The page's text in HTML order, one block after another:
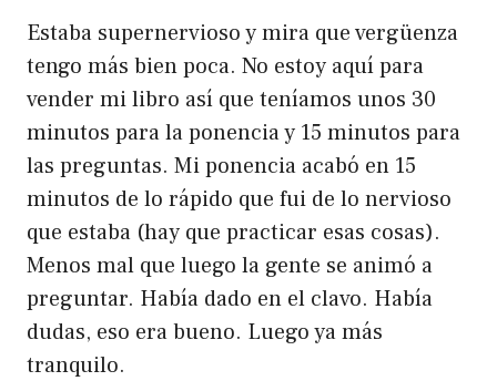
Estaba supernervioso y mira que vergüenza
tengo más bien poca. No estoy aquí para
vender mi libro así que teníamos unos 30
minutos para la ponencia y 15 minutos para
las preguntas. Mi ponencia acabó en 15
minutos de lo rápido que fui de lo nervioso
que estaba (hay que practicar esas cosas).
Menos mal que luego la gente se animó a
preguntar. Había dado en el clavo. Había
dudas, eso era bueno. Luego ya más
tranquilo.